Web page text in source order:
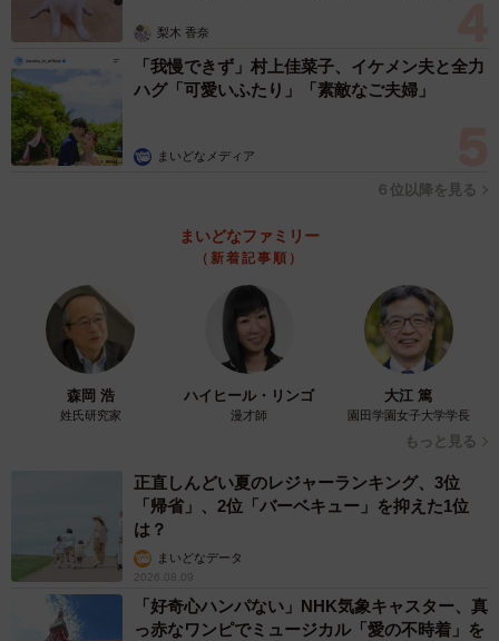
「あんな風にはなりたくない」と、Cさんは感じています。
嫌味おばさんに負けないメンタルの保ち方
嫌味攻撃を受けても、Cさんはポジティブです。「もう言わ
れ慣れちゃったし。『はいはい』って受け流してます」
と、笑いながら話しています。これがCさんの処世術なので
職場には、いつの時代もさまざまな人がいます。Cさんも新
入社員のころは、相手の言葉に反応してストレスを抱えて
いたそうですが、歳を重ね、さまざまな人生経験を積み重
ねて、今では「また言ってるな」くらいに気持ちを切り替
えられるようになりました。
嫌味おばさんの発言をいちいち真に受けるのではなく、
「ああ、また言ってるな」くらいの気持ちで受け流すこと
ができるのです。
どこの職場にも一人はいる“嫌味おばさん”。服装や靴、会話
にまで口を出してくる背景には、嫉妬や承認欲求があるの
梨木 香奈
「我慢できず」村上佳菜子、イケメン夫と全力
ハグ「可愛いふたり」「素敵なご夫婦」
まいどなメディア
６位以降を見る
まいどなファミリー
（新着記事順）
森岡 浩
姓氏研究家
ハイヒール・リンゴ
漫才師
大江 篤
園田学園女子大学学長
もっと見る
正直しんどい夏のレジャーランキング、3位
「帰省」、2位「バーベキュー」を抑えた1位
は？
まいどなデータ
2026.08.09
「好奇心ハンパない」NHK気象キャスター、真
っ赤なワンピでミュージカル「愛の不時着」を